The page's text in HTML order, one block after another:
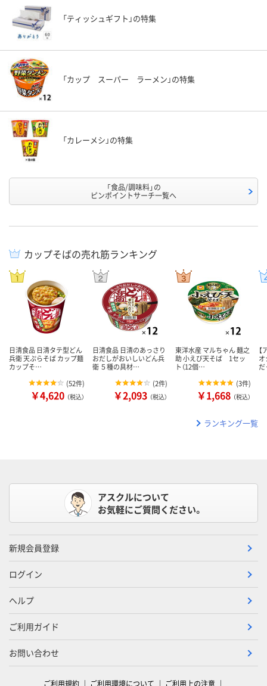
「ティッシュギフト」の特集
「カップ スーパー ラーメン」の特集
「カレーメシ」の特集
「食品/調味料」の
ピンポイントサーチ一覧へ
カップそばの売れ筋ランキング
日清食品 日清タテ型どん
兵衛 天ぷらそば カップ麺
カップそ…
(52件)
￥4,620 （税込）
日清食品 日清のあっさり
おだしがおいしいどん兵
衛 ５種の具材…
(2件)
￥2,093 （税込）
東洋水産 マルちゃん 麺之
助 小えび天そば 1セッ
ト（12個…
(3件)
￥1,668 （税込）
ランキング一覧
アスクルについて
お気軽にご質問ください。
新規会員登録
ログイン
ヘルプ
ご利用ガイド
お問い合わせ
ご利用規約 ご利用環境について ご利用上の注意